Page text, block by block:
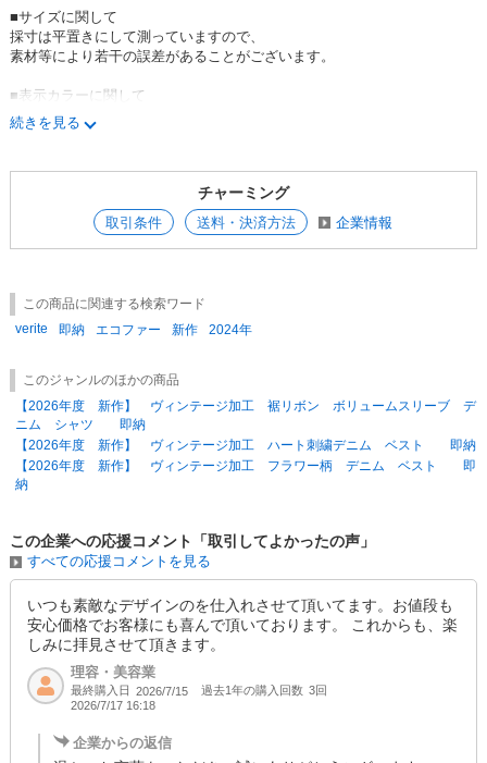
■サイズに関して
採寸は平置きにして測っていますので、
素材等により若干の誤差があることがございます。
■表示カラーに関して
デジタルカメラでの撮影のため、画面上と実物では
多少色具合が異なって見える場合もございます。
弊社の商品につきまして、価格的に縫製及び品質基準が日本仕様になって
おりません。
弊社では、入荷後に検品選別しておりますが、製品ロットによるプリント
着用に支障がなく目立たない程度の縫製上がりについては、良品とさせて
いただいております。
実店舗分との共有の為、売り違いが生じる場合がございます。
また、完売表示の商品でも、ご用意できる場合がございますので、
お気軽にご連絡くださいませ。
掲載在庫以上のまとまった数量をご希望のお客様は恐れ入りますが、
メールにて直接ご連絡をお願い致します
■発送のタイミング
土日祝日はお休みを頂いております。
お急ぎの場合は、ご対応できることもございますので、
お気軽にご連絡くださいませ。
■返品について
お客様都合での返品はお受けすることができません。
不良品交換の際は、商品到着後7日以内にご連絡頂きますようお願い致し
ます。
※エンドユーザー販売後の不良品交換はお受けできません。
続きを見る
チャーミング
取引条件 送料・決済方法 企業情報
この商品に関連する検索ワード
verite
即納 エコファー 新作 2024年
このジャンルのほかの商品
【2026年度 新作】 ヴィンテージ加工 裾リボン ボリュームスリーブ デ
ニム シャツ 即納
【2026年度 新作】 ヴィンテージ加工 ハート刺繍デニム ベスト 即納
【2026年度 新作】 ヴィンテージ加工 フラワー柄 デニム ベスト 即
納
この企業への応援コメント「取引してよかったの声」
すべての応援コメントを見る
いつも素敵なデザインのを仕入れさせて頂いてます。お値段も
安心価格でお客様にも喜んで頂いております。 これからも、楽
しみに拝見させて頂きます。
理容・美容業
最終購入日 2026/7/15 過去1年の購入回数 3回
2026/7/17 16:18
企業からの返信